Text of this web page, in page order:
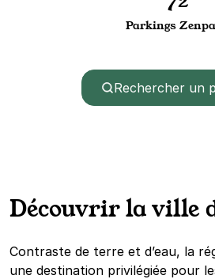
Parkings
Rechercher un
Découvrir la ville
Contraste de terre et d’eau, la
une destination privilégiée pour